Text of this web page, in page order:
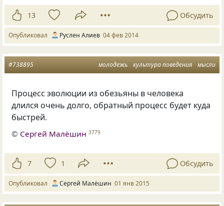
13 Обсудить
Опубликовал Руслен Алиев 04 фев 2014
молодежь культура поведения мысли
#738895
Процесс эволюции из обезьяны в человека
длился очень долго, обратный процесс будет куда
быстрей.
© Сергей Малёшин 3779
7 1 Обсудить
Опубликовал Сергей Малёшин 01 янв 2015